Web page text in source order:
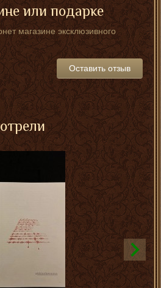
или подарке
магазине эксклюзивного
Оставить отзыв